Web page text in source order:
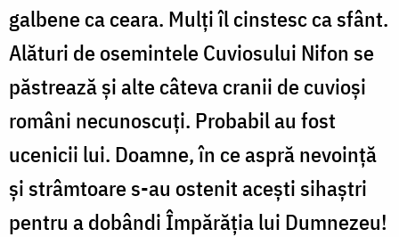
galbene ca ceara. Mulţi îl cinstesc ca sfânt.
Alături de osemintele Cuviosului Nifon se
păstrează și alte câteva cranii de cuvioși
români necunoscuți. Probabil au fost
ucenicii lui. Doamne, în ce aspră nevoință
şi strâmtoare s-au ostenit aceşti sihaștri
pentru a dobândi Împărăţia lui Dumnezeu!